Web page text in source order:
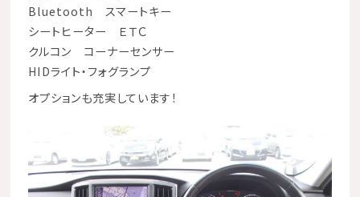
Bluetooth スマートキー
シートヒーター ＥＴＣ
クルコン コーナーセンサー
HIDライト・フォグランプ
オプションも充実しています！